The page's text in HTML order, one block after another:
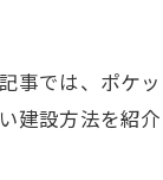
事では、ポケ
建設方法を紹